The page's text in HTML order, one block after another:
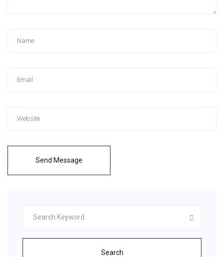
Send Message
Search